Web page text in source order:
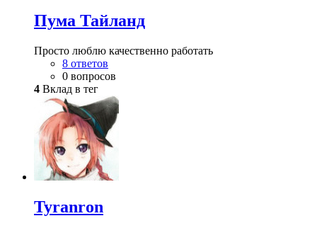
Пума Тайланд
Просто люблю качественно работать
8 ответов
0 вопросов
4 Вклад в тег
Tyranron